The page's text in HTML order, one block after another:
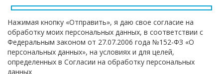
Нажимая кнопку «Отправить», я даю свое согласие на
обработку моих персональных данных, в соответствии с
Федеральным законом от 27.07.2006 года №152-ФЗ «О
персональных данных», на условиях и для целей,
определенных в Согласии на обработку персональных
данных